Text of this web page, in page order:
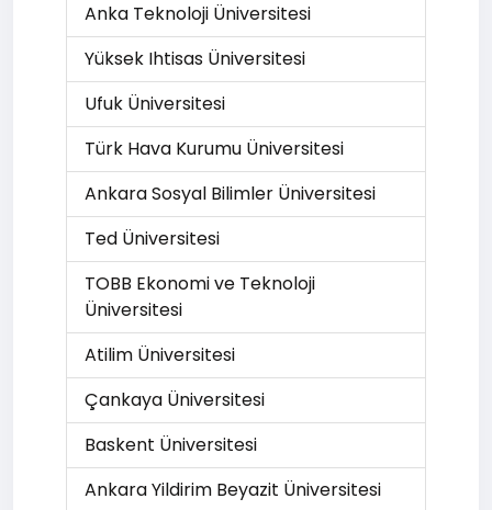
Anka Teknoloji Üniversitesi
Yüksek Ihtisas Üniversitesi
Ufuk Üniversitesi
Türk Hava Kurumu Üniversitesi
Ankara Sosyal Bilimler Üniversitesi
Ted Üniversitesi
TOBB Ekonomi ve Teknoloji
Üniversitesi
Atilim Üniversitesi
Çankaya Üniversitesi
Baskent Üniversitesi
Ankara Yildirim Beyazit Üniversitesi